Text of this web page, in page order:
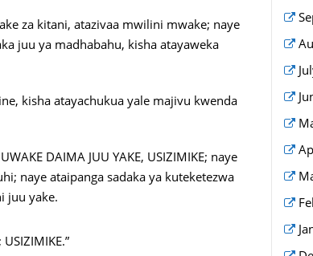
za kitani, atazivaa mwilini mwake; naye
juu ya madhabahu, kisha atayaweka
kisha atayachukua yale majivu kwenda
DAIMA JUU YAKE, USIZIMIKE; naye
naye ataipanga sadaka ya kuteketezwa
juu yake.